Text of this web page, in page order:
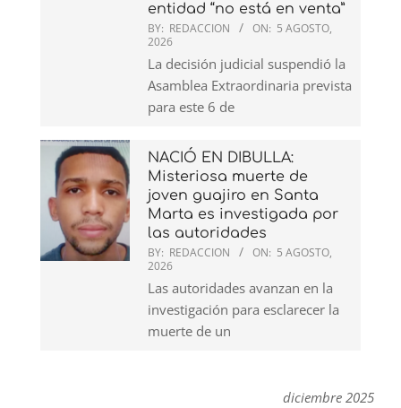
entidad “no está en venta”
BY: REDACCION ON: 5 AGOSTO,
2026
La decisión judicial suspendió la
Asamblea Extraordinaria prevista
para este 6 de
NACIÓ EN DIBULLA:
Misteriosa muerte de
joven guajiro en Santa
Marta es investigada por
las autoridades
BY: REDACCION ON: 5 AGOSTO,
2026
Las autoridades avanzan en la
investigación para esclarecer la
muerte de un
diciembre 2025